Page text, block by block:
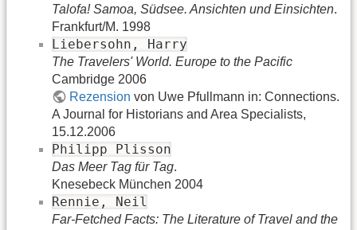
Talofa! Samoa, Südsee. Ansichten und Einsichten.
Frankfurt/M. 1998
Liebersohn, Harry
The Travelers' World. Europe to the Pacific
Cambridge 2006
Rezension von Uwe Pfullmann in: Connections.
A Journal for Historians and Area Specialists,
15.12.2006
Philipp Plisson
Das Meer Tag für Tag.
Knesebeck München 2004
Rennie, Neil
Far-Fetched Facts: The Literature of Travel and the